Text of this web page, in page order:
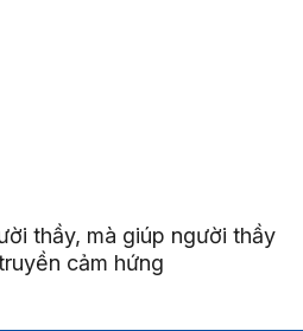
thầy, mà giúp người thầy
cảm hứng